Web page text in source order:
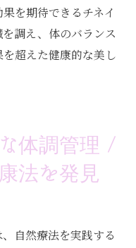
を期待できるチネイ
調え、体のバランス
超えた健康的な美し
体調管理 /
法を発見
自然療法を実践する